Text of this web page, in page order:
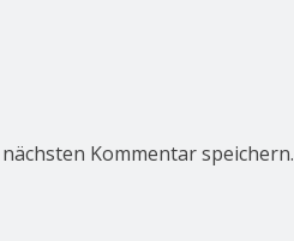
Kommentar speichern.